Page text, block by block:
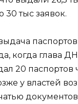
30 тыс заявок.
когда глава
20
у властей